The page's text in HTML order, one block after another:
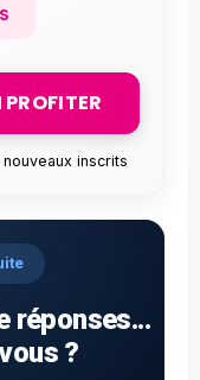
inscrits
réponses...
?